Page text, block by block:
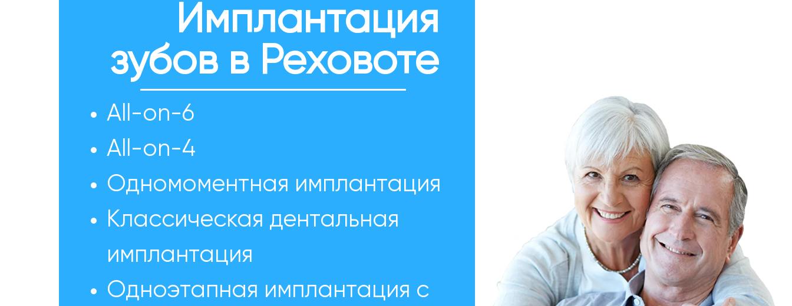
Имплантация
зубов в Реховоте
All-on-6
All-on-4
Одномоментная имплантация
Классическая дентальная
имплантация
Одноэтапная имплантация с